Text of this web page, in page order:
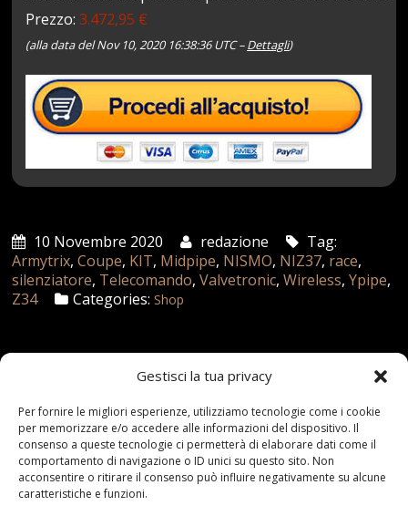
Gestisci la tua privacy
Per fornire le migliori esperienze, utilizziamo tecnologie come i cookie
per memorizzare e/o accedere alle informazioni del dispositivo. Il
consenso a queste tecnologie ci permetterà di elaborare dati come il
comportamento di navigazione o ID unici su questo sito. Non
acconsentire o ritirare il consenso può influire negativamente su alcune
caratteristiche e funzioni.
Prezzo:3.472,95 €
(alla data del Nov 10, 2020 16:38:36 UTC –Dettagli)
10 Novembre 2020 redazione
Tag:
Armytrix,Coupe, KIT, Midpipe, NISMO, NIZ37, race,
silenziatore, Telecomando,Valvetronic,Wireless,Ypipe,
Z34
Categories: Shop
Assicurazione auto e sostituzione lunotto: le cose
da sapere
21 Aprile,2026
Range Rover: un’icona tra i luxury SUV